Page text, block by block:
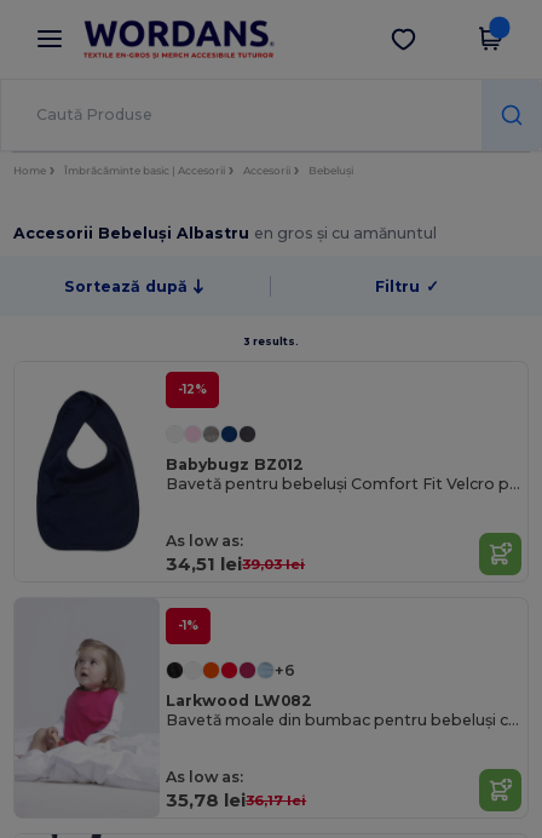
× Aplicația Wordans
Prețuri mai bune în aplicație!
Descarcă app
Home Îmbrăcăminte basic | Accesorii Accesorii Bebeluși
Accesorii Bebeluși Albastru en gros și cu amănuntul
Sortează după Filtru ✓
3 results.
-12%
Babybugz BZ012
Bavetă pentru bebeluși Comfort Fit Velcro pentru hrănire ușoară
As low as:
34,51 lei39,03 lei
-1%
+6
Larkwood LW082
Bavetă moale din bumbac pentru bebeluși cu închidere Velcro
As low as:
35,78 lei36,17 lei